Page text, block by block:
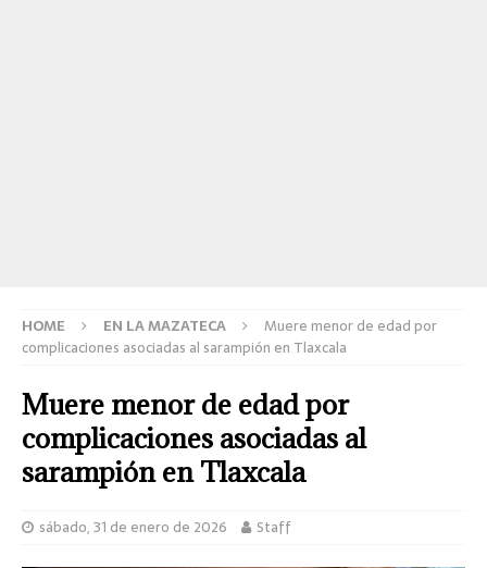
HOME EN LA MAZATECA
Muere menor de edad por
complicaciones asociadas al sarampión en Tlaxcala
Muere menor de edad por
complicaciones asociadas al
sarampión en Tlaxcala
sábado, 31 de enero de 2026 Staff